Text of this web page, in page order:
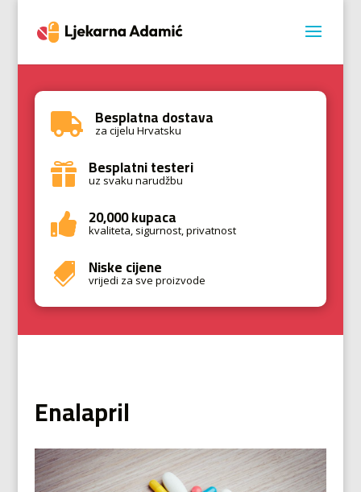
 Besplatna dostava
za cijelu Hrvatsku
 Besplatni testeri
uz svaku narudžbu
 20,000 kupaca
kvaliteta, sigurnost, privatnost
 Niske cijene
vrijedi za sve proizvode
Enalapril